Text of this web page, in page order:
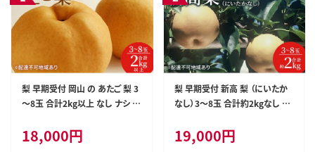
梨 早期受付 岡山 の あたご 梨 3
～8玉 合計2kg以上 なし ナシ 岡
ト桃茂実苑
18,000円
梨 早期受付 新高 梨 （にいたか
なし）3～8玉 合計約2kgなし ナ
ギフト桃茂実苑 果物類 先行予
19,000円